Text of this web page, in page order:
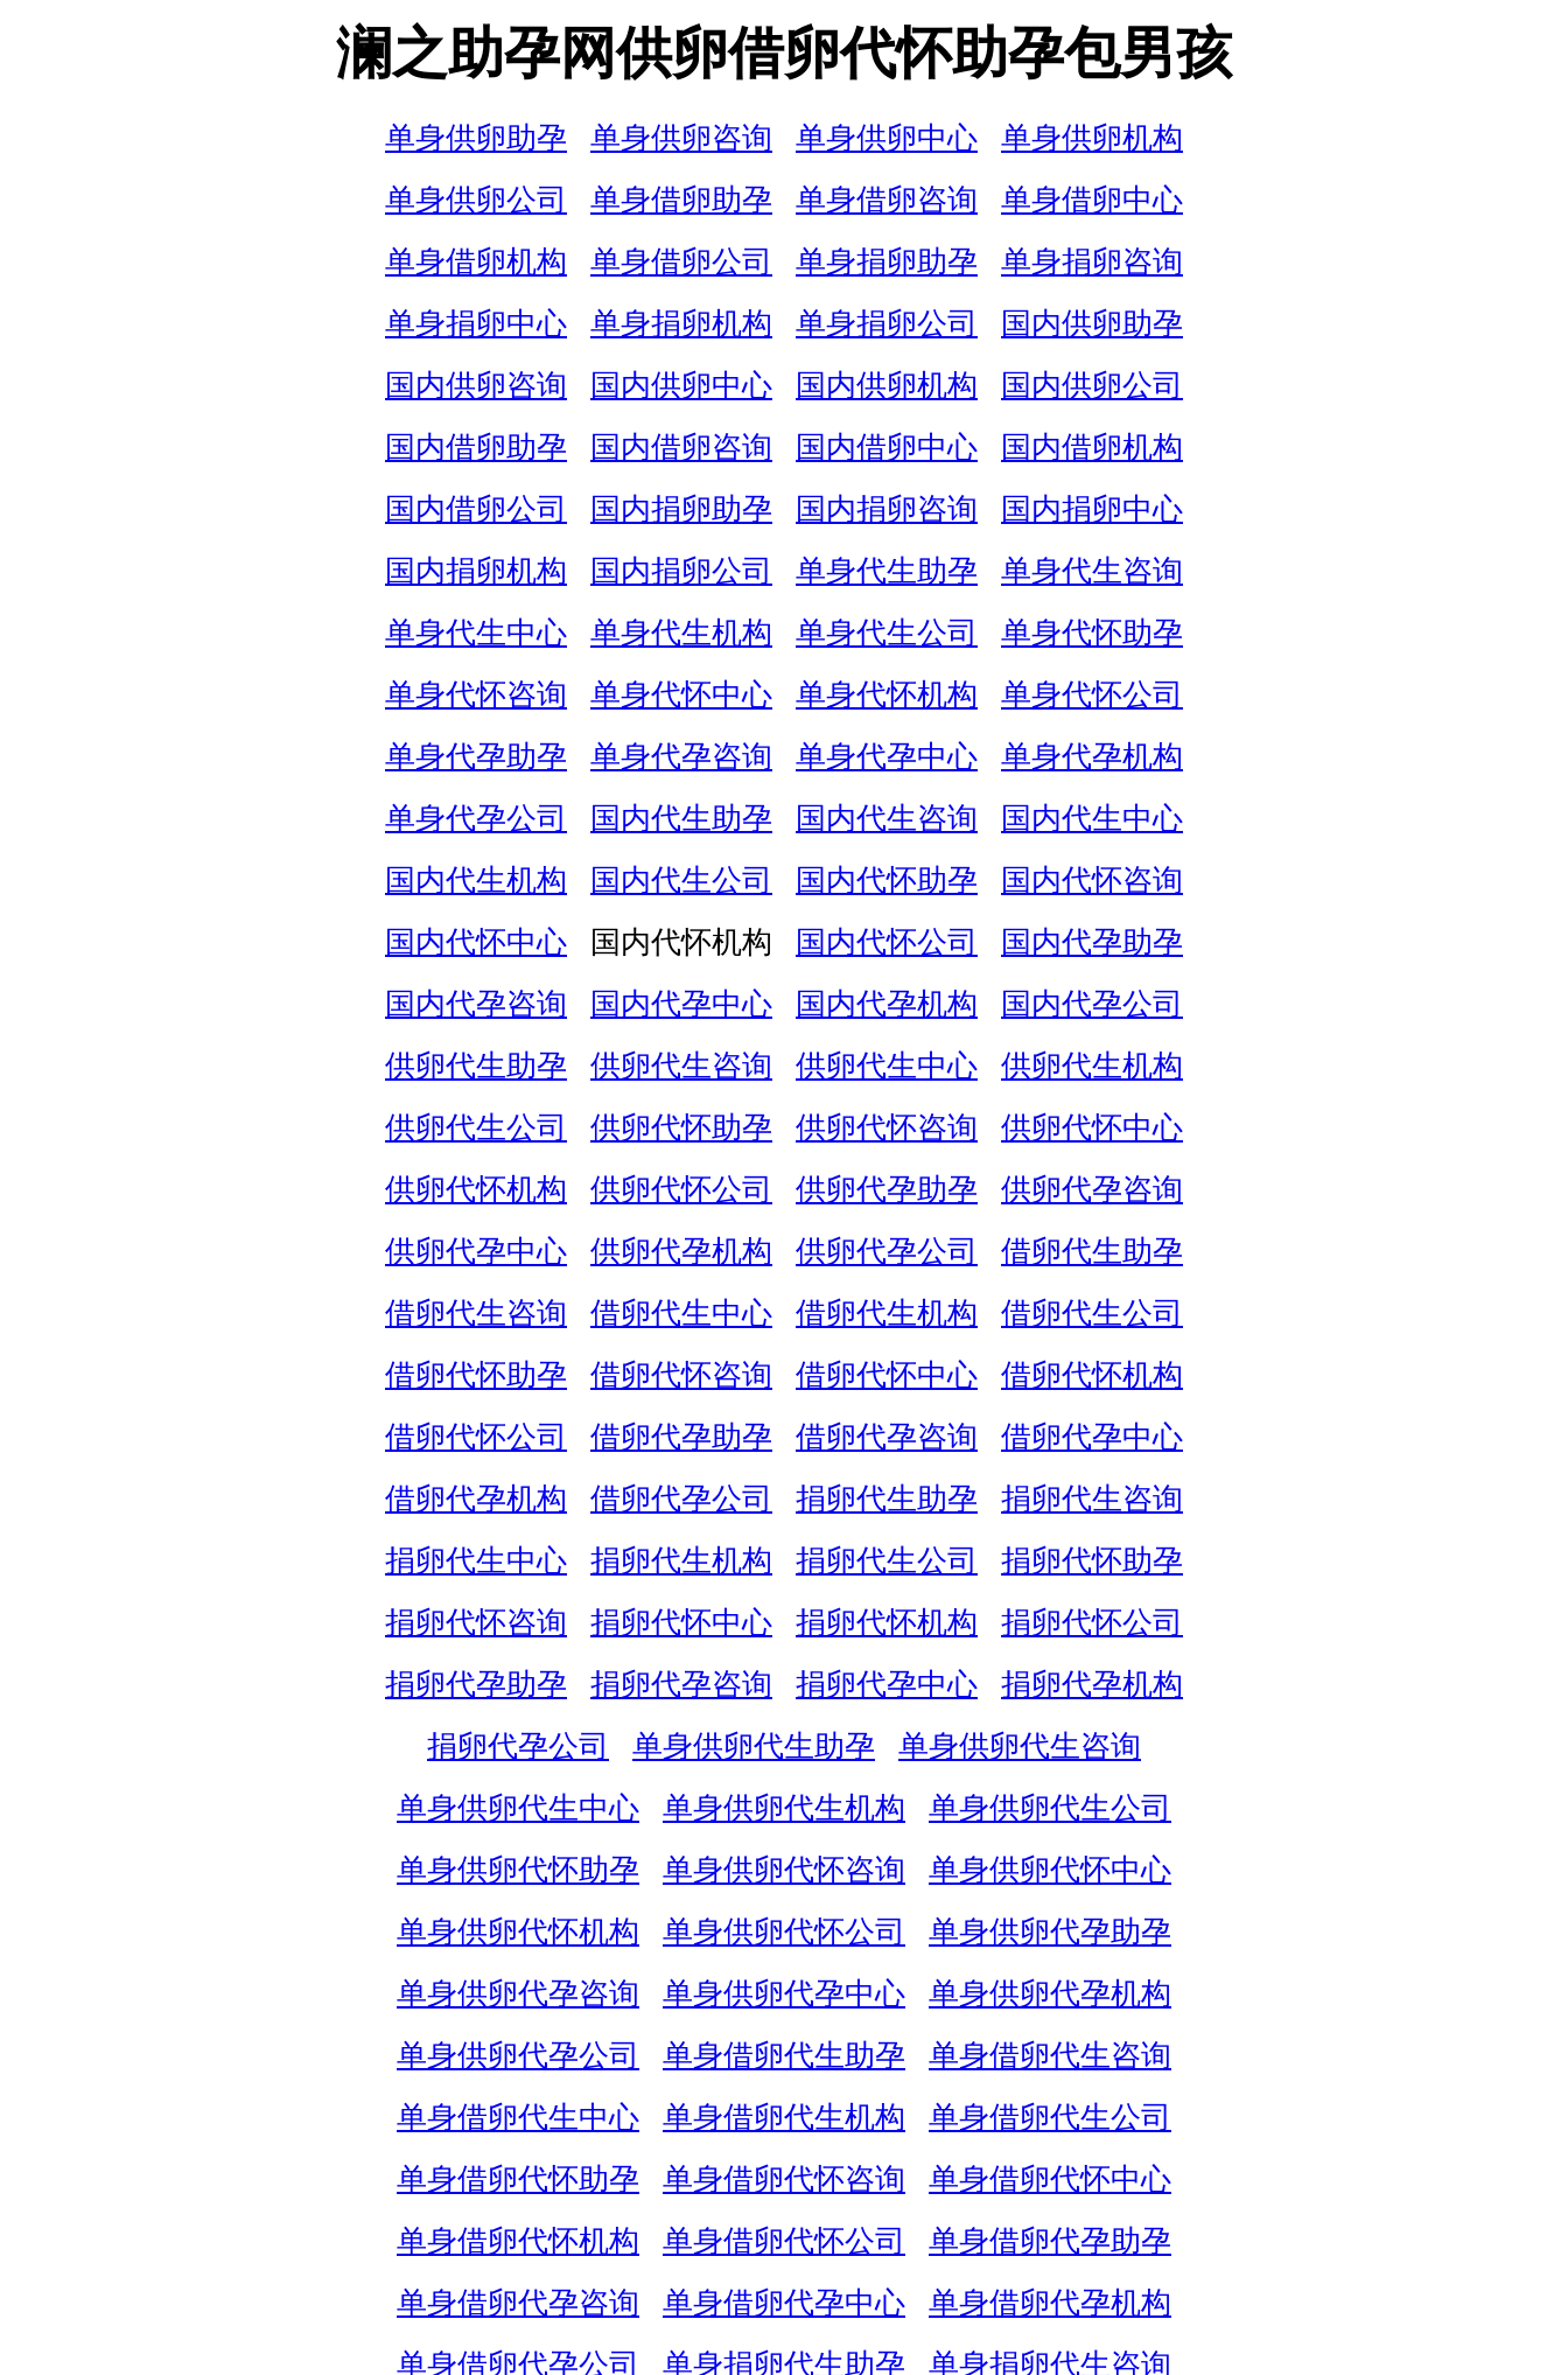
澜之助孕网供卵借卵代怀助孕包男孩
单身供卵助孕 单身供卵咨询 单身供卵中心
单身供卵机构
单身供卵公司
单身借卵助孕 单身借卵咨询
单身借卵中心
单身借卵机构
单身借卵公司 单身捐卵助孕
单身捐卵咨询
单身捐卵中心
单身捐卵机构 单身捐卵公司
国内供卵助孕
国内供卵咨询
国内供卵中心 国内供卵机构
国内供卵公司
国内借卵助孕
国内借卵咨询 国内借卵中心
国内借卵机构
国内借卵公司
国内捐卵助孕 国内捐卵咨询
国内捐卵中心
国内捐卵机构
国内捐卵公司 单身代生助孕
单身代生咨询
单身代生中心
单身代生机构 单身代生公司
单身代怀助孕
单身代怀咨询
单身代怀中心 单身代怀机构
单身代怀公司
单身代孕助孕
单身代孕咨询 单身代孕中心
单身代孕机构
单身代孕公司
国内代生助孕 国内代生咨询
国内代生中心
国内代生机构
国内代生公司 国内代怀助孕
国内代怀咨询
国内代怀中心
国内代怀机构 国内代怀公司
国内代孕助孕
国内代孕咨询
国内代孕中心 国内代孕机构
国内代孕公司
供卵代生助孕
供卵代生咨询 供卵代生中心
供卵代生机构
供卵代生公司
供卵代怀助孕 供卵代怀咨询
供卵代怀中心
供卵代怀机构
供卵代怀公司 供卵代孕助孕
供卵代孕咨询
供卵代孕中心
供卵代孕机构 供卵代孕公司
借卵代生助孕
借卵代生咨询
借卵代生中心 借卵代生机构
借卵代生公司
借卵代怀助孕
借卵代怀咨询 借卵代怀中心
借卵代怀机构
借卵代怀公司
借卵代孕助孕 借卵代孕咨询
借卵代孕中心
借卵代孕机构
借卵代孕公司 捐卵代生助孕
捐卵代生咨询
捐卵代生中心
捐卵代生机构 捐卵代生公司
捐卵代怀助孕
捐卵代怀咨询
捐卵代怀中心 捐卵代怀机构
捐卵代怀公司
捐卵代孕助孕
捐卵代孕咨询 捐卵代孕中心
捐卵代孕机构
捐卵代孕公司
单身供卵代生助孕
单身供卵代生咨询
单身供卵代生中心
单身供卵代生机构
单身供卵代生公司
单身供卵代怀助孕
单身供卵代怀咨询
单身供卵代怀中心
单身供卵代怀机构
单身供卵代怀公司
单身供卵代孕助孕
单身供卵代孕咨询
单身供卵代孕中心
单身供卵代孕机构
单身供卵代孕公司
单身借卵代生助孕
单身借卵代生咨询
单身借卵代生中心
单身借卵代生机构
单身借卵代生公司
单身借卵代怀助孕
单身借卵代怀咨询
单身借卵代怀中心
单身借卵代怀机构
单身借卵代怀公司
单身借卵代孕助孕
单身借卵代孕咨询
单身借卵代孕中心
单身借卵代孕机构
单身借卵代孕公司
单身捐卵代生助孕
单身捐卵代生咨询